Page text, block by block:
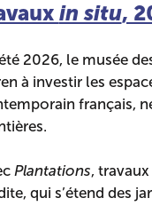
in situ,
2026, le musée
à investir les
français,
Plantations, travaux
qui s’étend des